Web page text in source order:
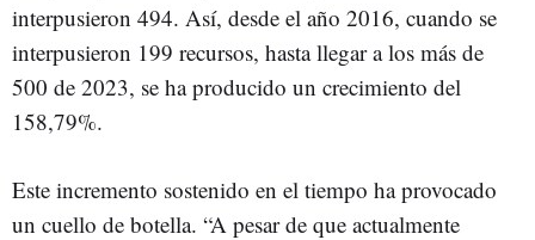
interpusieron 494. Así, desde el año 2016, cuando se
interpusieron 199 recursos, hasta llegar a los más de
500 de 2023, se ha producido un crecimiento del
158,79%.
Este incremento sostenido en el tiempo ha provocado
un cuello de botella. “A pesar de que actualmente